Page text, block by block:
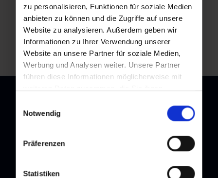
zu personalisieren, Funktionen für soziale Medien
anbieten zu können und die Zugriffe auf unsere
Website zu analysieren. Außerdem geben wir
Informationen zu Ihrer Verwendung unserer
Website an unsere Partner für soziale Medien,
Werbung und Analysen weiter. Unsere Partner
führen diese Informationen möglicherweise mit
Nutzung der Dienste gesammelt haben.
Notwendig
Präferenzen
Statistiken
Zurück zur Übersicht
Melden Sie sich bei unserem Newsletter an, und bleiben Sie